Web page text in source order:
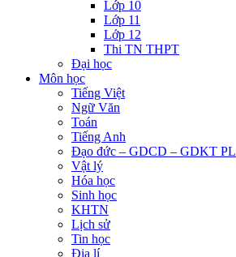
Lớp 10
Lớp 11
Lớp 12
Thi TN THPT
Đại học
Môn học
Tiếng Việt
Ngữ Văn
Toán
Tiếng Anh
Đạo đức – GDCD – GDKT PL
Vật lý
Hóa học
Sinh học
KHTN
Lịch sử
Tin học
Địa lí